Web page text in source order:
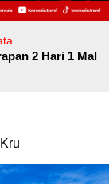
2 Hari 1